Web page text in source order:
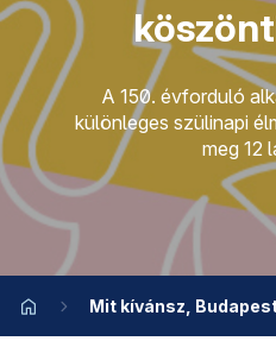
A 150. évforduló
különleges szülinapi
meg 12
Mit kívánsz,